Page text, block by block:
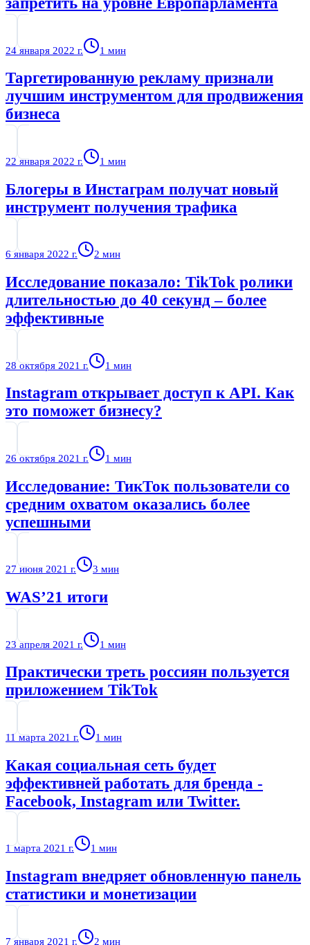
24 января 2022 г. 1 мин
Таргетированную рекламу признали
лучшим инструментом для продвижения
бизнеса
22 января 2022 г. 1 мин
Блогеры в Инстаграм получат новый
инструмент получения трафика
6 января 2022 г. 2 мин
Исследование показало: TikTok ролики
длительностью до 40 секунд – более
эффективные
28 октября 2021 г. 1 мин
Instagram открывает доступ к API. Как
это поможет бизнесу?
26 октября 2021 г. 1 мин
Исследование: ТикТок пользователи со
средним охватом оказались более
успешными
27 июня 2021 г. 3 мин
WAS’21 итоги
23 апреля 2021 г. 1 мин
Практически треть россиян пользуется
приложением TikTok
11 марта 2021 г. 1 мин
Какая социальная сеть будет
эффективней работать для бренда -
Facebook, Instagram или Twitter.
1 марта 2021 г. 1 мин
Instagram внедряет обновленную панель
статистики и монетизации
7 января 2021 г. 2 мин